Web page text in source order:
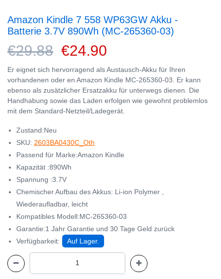
Amazon Kindle 7 558 WP63GW Akku -
Batterie 3.7V 890Wh (MC-265360-03)
€29.88 €24.90
Er eignet sich hervorragend als Austausch-Akku für Ihren
vorhandenen oder en Amazon Kindle MC-265360-03. Er kann
ebenso als zusätzlicher Ersatzakku für unterwegs dienen. Die
Handhabung sowie das Laden erfolgen wie gewohnt problemlos
mit dem Standard-Netzteil/Ladegerät.
Zustand:Neu
SKU: 2603BA0430C_Oth
Passend für Marke:Amazon Kindle
Kapazität :890Wh
Spannung :3.7V
Chemischer Aufbau des Akkus: Li-ion Polymer ,
Wiederaufladbar, leicht
Kompatibles Modell:MC-265360-03
Garantie:1 Jahr Garantie und 30 Tage Geld zurück
Verfügbarkeit:
Auf Lager.